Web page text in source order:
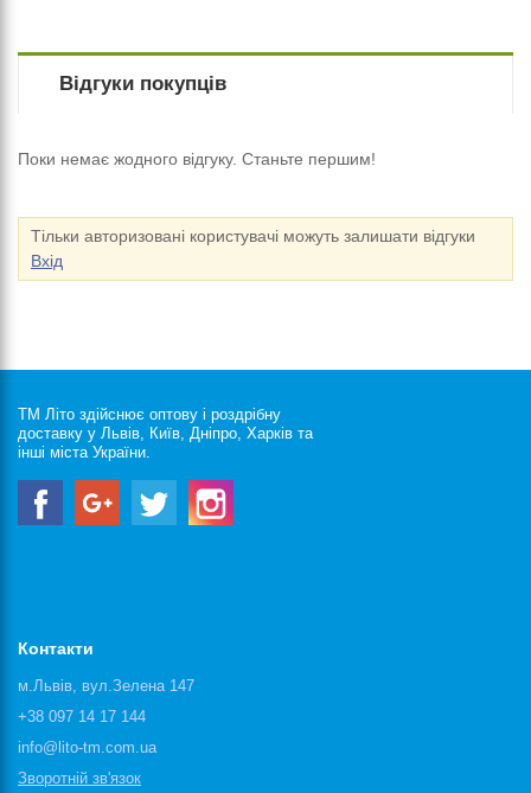
Відгуки покупців
Поки немає жодного відгуку. Станьте першим!
Тільки авторизовані користувачі можуть залишати відгуки
Вхід
ТМ Літо здійснює оптову і роздрібну
доставку у Львів, Київ, Дніпро, Харків та
інші міста України.
Контакти
м.Львів, вул.Зелена 147
+38 097 14 17 144
info@lito-tm.com.ua
Зворотній зв'язок